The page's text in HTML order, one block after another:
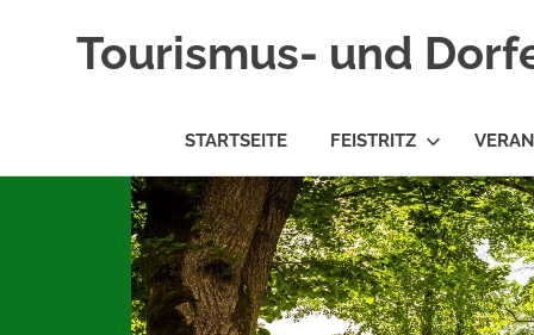
Tourismus- und
STARTSEITE FEISTRITZ